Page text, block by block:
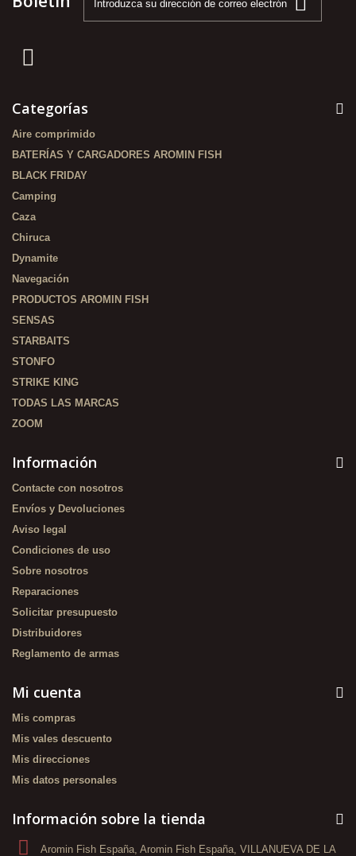
Categorías
Aire comprimido
BATERÍAS Y CARGADORES AROMIN FISH
BLACK FRIDAY
Camping
Caza
Chiruca
Dynamite
Navegación
PRODUCTOS AROMIN FISH
SENSAS
STARBAITS
STONFO
STRIKE KING
TODAS LAS MARCAS
ZOOM
Información
Contacte con nosotros
Envíos y Devoluciones
Aviso legal
Condiciones de uso
Sobre nosotros
Reparaciones
Solicitar presupuesto
Distribuidores
Reglamento de armas
Mi cuenta
Mis compras
Mis vales descuento
Mis direcciones
Mis datos personales
Información sobre la tienda
Aromin Fish España, Aromin Fish España, VILLANUEVA DE LA